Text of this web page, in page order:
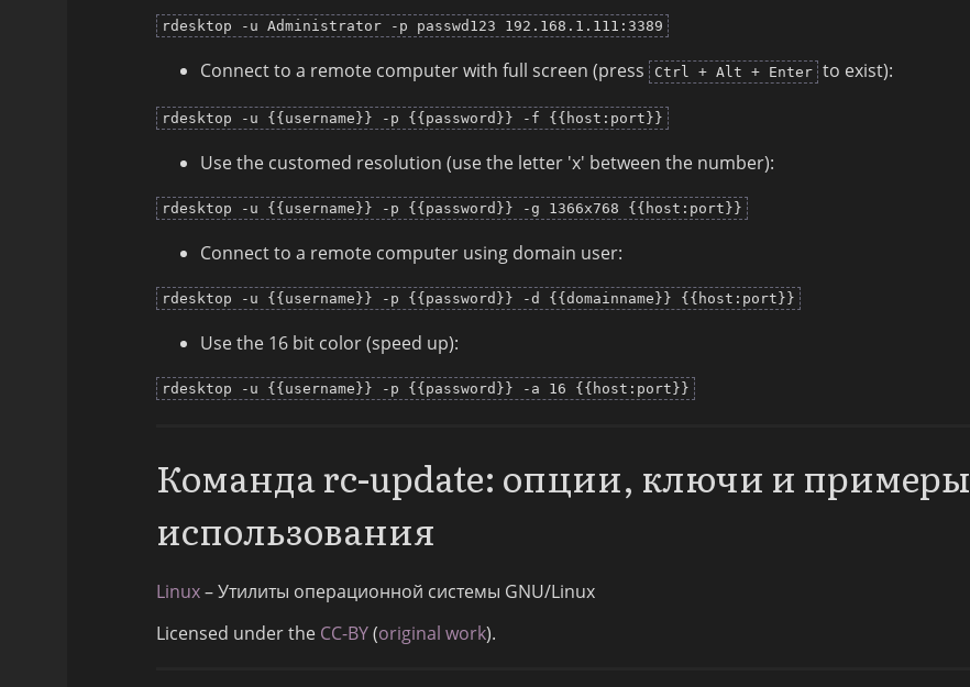
rdesktop -u Administrator -p passwd123 192.168.1.111:3389
Connect to a remote computer with full screen (press Ctrl + Alt + Enter to exist):
rdesktop -u {{username}} -p {{password}} -f {{host:port}}
Use the customed resolution (use the letter 'x' between the number):
rdesktop -u {{username}} -p {{password}} -g 1366x768 {{host:port}}
Connect to a remote computer using domain user:
rdesktop -u {{username}} -p {{password}} -d {{domainname}} {{host:port}}
Use the 16 bit color (speed up):
rdesktop -u {{username}} -p {{password}} -a 16 {{host:port}}
Команда rc-update: опции, ключи и примеры
использования
Linux– Утилиты операционной системы GNU/Linux
Licensed under the CC-BY(original work).